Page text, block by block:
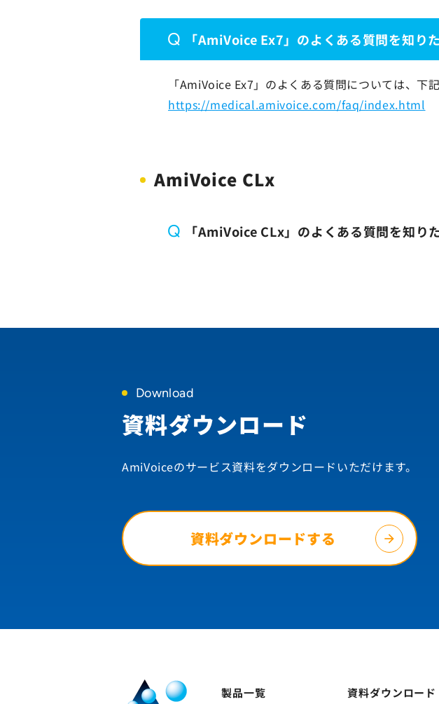
Q 「AmiVoice Ex7」のよくある質問を知りた
「AmiVoice Ex7」のよくある質問については、下
https://medical.amivoice.com/faq/index.html
AmiVoice CLx
Q 「AmiVoice CLx」のよくある質問を知りた
Download
資料ダウンロード
AmiVoiceのサービス資料をダウンロードいただけます。
資料ダウンロードする
製品一覧 資料ダウンロード